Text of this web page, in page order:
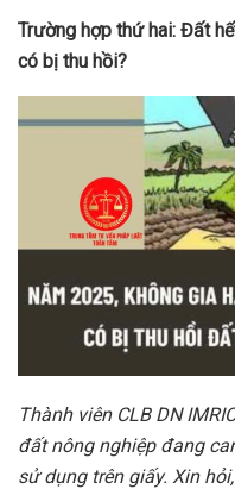
Trường hợp thứ hai: Đất
có bị thu hồi?
Thànhviên CLB DN
đất nông nghiệp đang
sử dụng trên giấy. Xin